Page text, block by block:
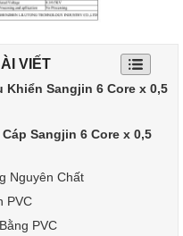
VIẾT
Khiển Sangjin 6 Core x 0,5
Sangjin 6 Core x 0,5
Nguyên Chất
PVC
PVC